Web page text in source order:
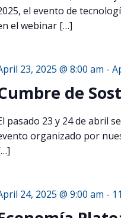
el evento de
el webinar […]
23, 2025 @ 8:00 am -
de
pasado 23 y 24 de abril
organizado por
24, 2025 @ 9:00 am -